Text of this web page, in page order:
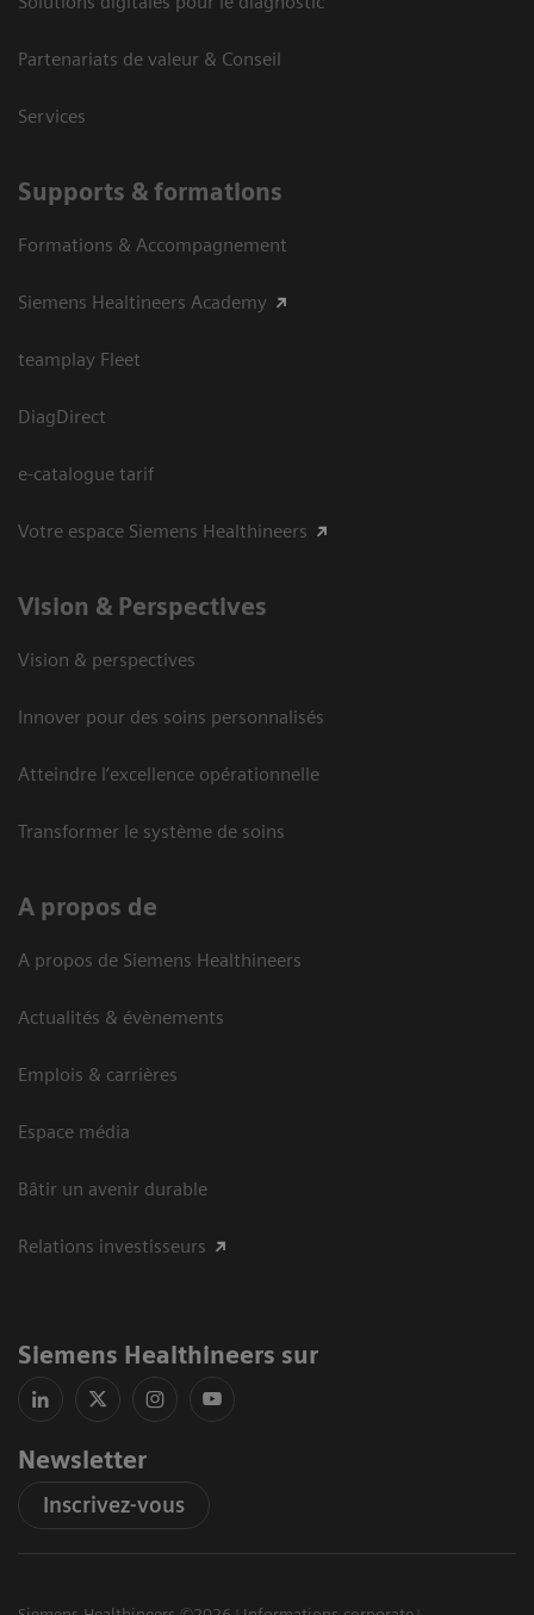
Partenariats de valeur & Conseil
Services
Supports & formations
Formations & Accompagnement
Siemens Healtineers Academy
teamplay Fleet
DiagDirect
e-catalogue tarif
Votre espace Siemens Healthineers
Vision ​& Perspectives
Vision & perspectives
Innover pour des soins personnalisés
Atteindre l’excellence opérationnelle
Transformer le système de soins
A propos de
A propos de Siemens Healthineers
Actualités & évènements
Emplois & carrières
Espace média
Bâtir un avenir durable
Relations investisseurs
Siemens Healthineers sur
Newsletter
Inscrivez-vous